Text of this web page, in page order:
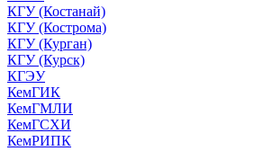
КГУ (Костанай)
КГУ (Кострома)
КГУ (Курган)
КГУ (Курск)
КГЭУ
КемГИК
КемГМЛИ
КемГСХИ
КемРИПК